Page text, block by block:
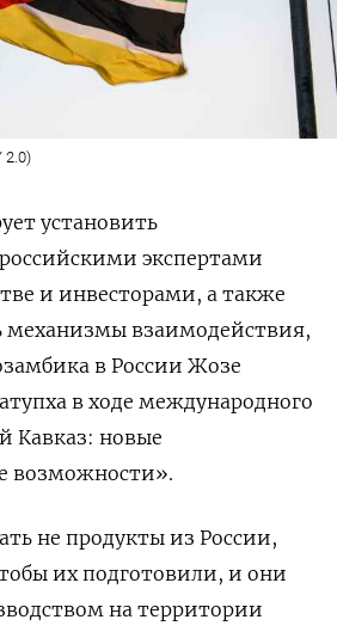
2.0)
установить
экспертами
и инвесторами, а также
механизмы взаимодействия,
в России Жозе
в ходе международного
Кавказ: новые
возможности».
не продукты из России,
их подготовили, и они
на территории